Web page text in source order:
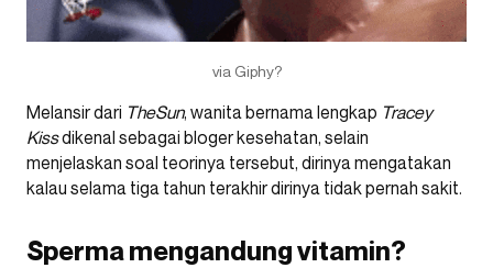
via Giphy?
Melansir dari TheSun, wanita bernama lengkap Tracey
Kissdikenal sebagai bloger kesehatan, selain
menjelaskan soal teorinya tersebut, dirinya mengatakan
kalau selama tiga tahun terakhir dirinya tidak pernah sakit.
Sperma mengandung vitamin?